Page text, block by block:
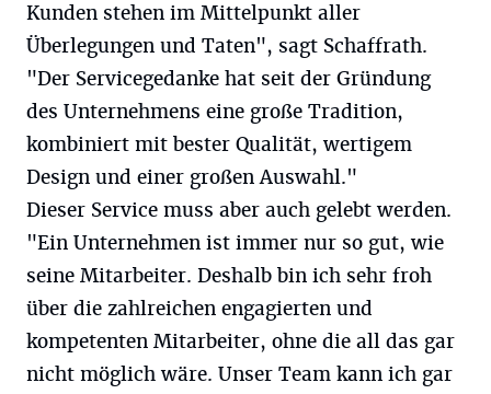
Kunden stehen im Mittelpunkt aller
Überlegungen und Taten", sagt Schaffrath.
"Der Servicegedanke hat seit der Gründung
des Unternehmens eine große Tradition,
kombiniert mit bester Qualität, wertigem
Design und einer großen Auswahl."
Dieser Service muss aber auch gelebt werden.
"Ein Unternehmen ist immer nur so gut, wie
seine Mitarbeiter. Deshalb bin ich sehr froh
über die zahlreichen engagierten und
kompetenten Mitarbeiter, ohne die all das gar
nicht möglich wäre. Unser Team kann ich gar